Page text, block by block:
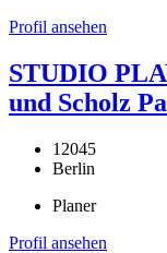
Profil ansehen
STUDIO
und Scholz
12045
Berlin
Planer
Profil ansehen